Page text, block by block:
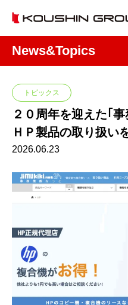
News&Topics
トピックス
２０周年を迎えた｢
ＨＰ製品の取り扱い
2026.06.23